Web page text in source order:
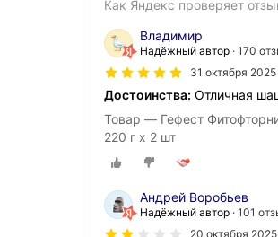
Как Яндекс проверяет
Владимир
Надёжный автор 170
31 октября 2025
Достоинства: Отличная
Товар — Гефест
220 г х 2 шт
Андрей Воробьев
Надёжный автор 101
20 октября 2025